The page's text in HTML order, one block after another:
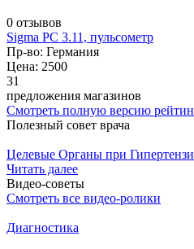
0 отзывов
Sigma PC 3.11, пульсометр
Пр-во: Германия
Цена: 2500
31
предложения магазинов
Смотреть полную версию
Полезный совет врача
Целевые Органы при
Читать далее
Видео-советы
Смотреть все видео-ролики
Диагностика